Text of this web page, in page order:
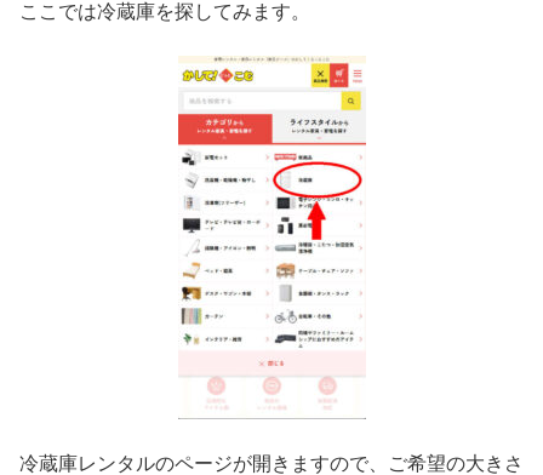
ここでは冷蔵庫を探してみます。
冷蔵庫レンタルのページが開きますので、ご希望の大きさ